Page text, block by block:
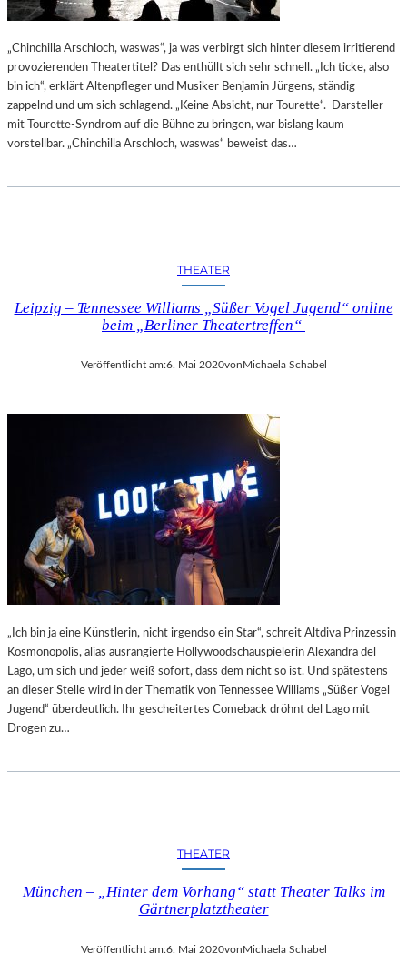
„Chinchilla Arschloch, waswas“, ja was verbirgt sich hinter diesem irritierend
provozierenden Theatertitel? Das enthüllt sich sehr schnell. „Ich ticke, also
bin ich“, erklärt Altenpfleger und Musiker Benjamin Jürgens, ständig
zappelnd und um sich schlagend. „Keine Absicht, nur Tourette“. Darsteller
mit Tourette-Syndrom auf die Bühne zu bringen, war bislang kaum
vorstellbar. „Chinchilla Arschloch, waswas“ beweist das…
THEATER
Leipzig – Tennessee Williams „Süßer Vogel Jugend“ online
beim „Berliner Theatertreffen“
Veröffentlicht am:6. Mai 2020von Michaela Schabel
„Ich bin ja eine Künstlerin, nicht irgendso ein Star“, schreit Altdiva Prinzessin
Kosmonopolis, alias ausrangierte Hollywoodschauspielerin Alexandra del
Lago, um sich und jeder weiß sofort, dass dem nicht so ist. Und spätestens
an dieser Stelle wird in der Thematik von Tennessee Williams „Süßer Vogel
Jugend“ überdeutlich. Ihr gescheitertes Comeback dröhnt del Lago mit
Drogen zu…
THEATER
München – „Hinter dem Vorhang“ statt Theater Talks im
Gärtnerplatztheater
Veröffentlicht am:6. Mai 2020vonMichaela Schabel